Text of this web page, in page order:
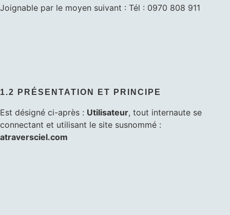
Joignable par le moyen suivant : Tél : 0970 808 911
1.2 PRÉSENTATION ET PRINCIPE
Est désigné ci-après : Utilisateur, tout internaute se
connectant et utilisant le site susnommé :
atraversciel.com